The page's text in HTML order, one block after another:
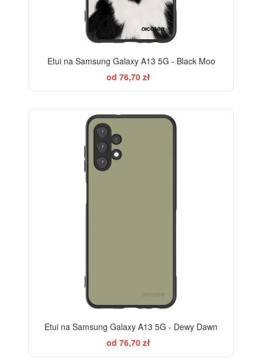
Etui na Samsung Galaxy A13 5G - Black Moo
od 76,70 zł
Etui na Samsung Galaxy A13 5G - Dewy Dawn
od 76,70 zł